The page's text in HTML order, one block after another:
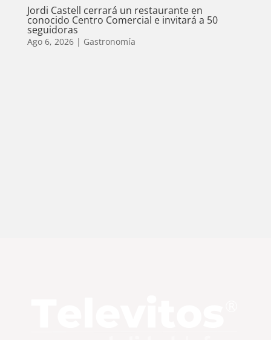
Jordi Castell cerrará un restaurante en
conocido Centro Comercial e invitará a 50
seguidoras
Ago 6, 2026| Gastronomía